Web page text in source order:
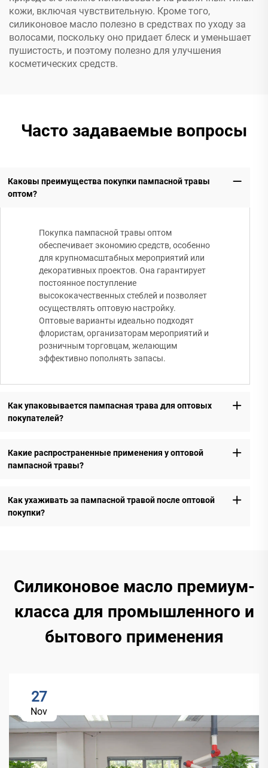
кожи, включая чувствительную. Кроме того,
силиконовое масло полезно в средствах по уходу за
волосами, поскольку оно придает блеск и уменьшает
пушистость, и поэтому полезно для улучшения
косметических средств.
Часто задаваемые вопросы
Каковы преимущества покупки пампасной травы
оптом?
Покупка пампасной травы оптом
обеспечивает экономию средств, особенно
для крупномасштабных мероприятий или
декоративных проектов. Она гарантирует
постоянное поступление
высококачественных стеблей и позволяет
осуществлять оптовую настройку.
Оптовые варианты идеально подходят
флористам, организаторам мероприятий и
розничным торговцам, желающим
эффективно пополнять запасы.
Как упаковывается пампасная трава для оптовых
покупателей?
Какие распространенные применения у оптовой
пампасной травы?
Как ухаживать за пампасной травой после оптовой
покупки?
Силиконовое масло премиум-
класса для промышленного и
бытового применения
27
Nov